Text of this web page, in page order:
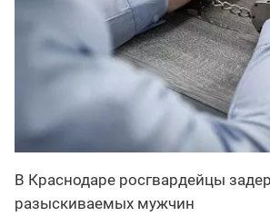
В Краснодаре росгвардейцы
разыскиваемых мужчин